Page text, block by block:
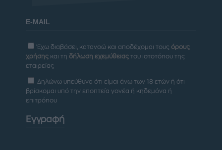
Έχω διαβάσει, κατανοώ και αποδέχομαι τους όρους
χρήσης και τη δήλωση εχεμύθειας του ιστοτόπου της
εταιρείας
Δηλώνω υπεύθυνα ότι είμαι άνω των 18 ετών ή ότι
βρίσκομαι υπό την εποπτεία γονέα ή κηδεμόνα ή
επιτρόπου
Εγγραφή